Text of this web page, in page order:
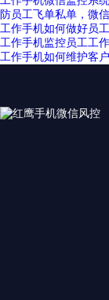
防员工飞单私单，微
工作手机如何做好员
工作手机监控员工工
工作手机如何维护客